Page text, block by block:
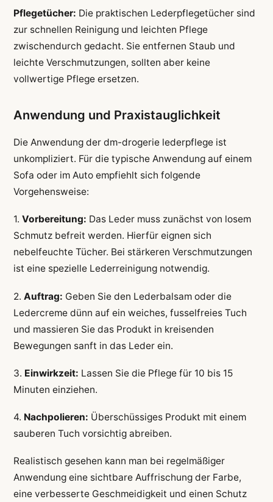
Pflegetücher: Die praktischen Lederpflegetücher sind
zur schnellen Reinigung und leichten Pflege
zwischendurch gedacht. Sie entfernen Staub und
leichte Verschmutzungen, sollten aber keine
vollwertige Pflege ersetzen.
Anwendung und Praxistauglichkeit
Die Anwendung der dm-drogerie lederpflege ist
unkompliziert. Für die typische Anwendung auf einem
Sofa oder im Auto empfiehlt sich folgende
Vorgehensweise:
1. Vorbereitung: Das Leder muss zunächst von losem
Schmutz befreit werden. Hierfür eignen sich
nebelfeuchte Tücher. Bei stärkeren Verschmutzungen
ist eine spezielle Lederreinigung notwendig.
2. Auftrag: Geben Sie den Lederbalsam oder die
Ledercreme dünn auf ein weiches, fusselfreies Tuch
und massieren Sie das Produkt in kreisenden
Bewegungen sanft in das Leder ein.
3. Einwirkzeit: Lassen Sie die Pflege für 10 bis 15
Minuten einziehen.
4. Nachpolieren: Überschüssiges Produkt mit einem
sauberen Tuch vorsichtig abreiben.
Realistisch gesehen kann man bei regelmäßiger
Anwendung eine sichtbare Auffrischung der Farbe,
eine verbesserte Geschmeidigkeit und einen Schutz